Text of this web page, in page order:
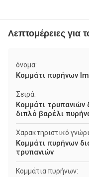
Λεπτομέρειες για
όνομα:
Κομμάτι πυρήνων
Σειρά:
Κομμάτι τρυπανιών
διπλό βαρέλι
Χαρακτηριστικό
Κομμάτι πυρήνων
τρυπανιών
Κομμάτια πυρήνων: